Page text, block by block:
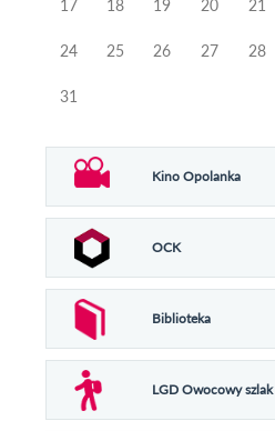
17 18 19 20 21
24 25 26 27 28
31
Kino Opolanka
OCK
Biblioteka
LGD Owocowy szlak